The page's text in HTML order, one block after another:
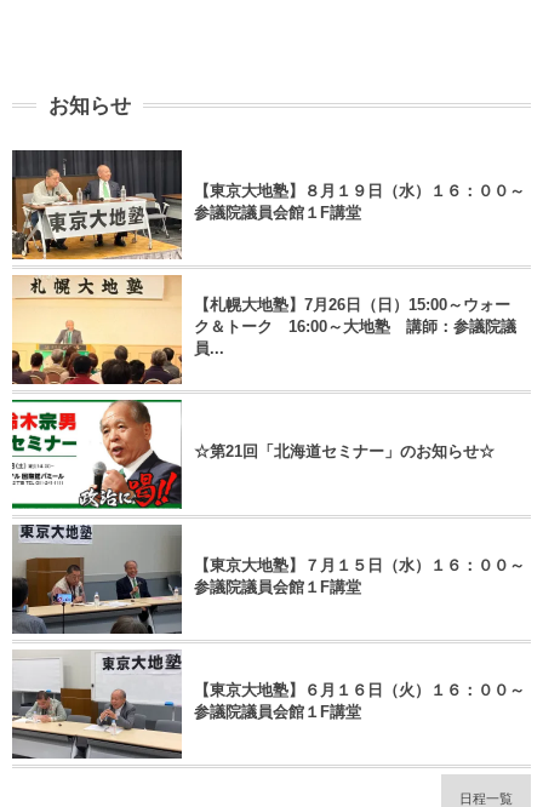
お知らせ
【東京大地塾】８月１９日（水）１６：００～
参議院議員会館１F講堂
【札幌大地塾】7月26日（日）15:00～ウォー
ク＆トーク 16:00～大地塾 講師：参議院議
員...
☆第21回「北海道セミナー」のお知らせ☆
【東京大地塾】７月１５日（水）１６：００～
参議院議員会館１F講堂
【東京大地塾】６月１６日（火）１６：００～
参議院議員会館１F講堂
日程一覧